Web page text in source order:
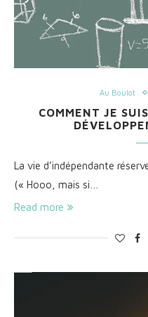
Au Boulot
COMMENT JE
La vie d’indépendante
(« Hooo, mais si…
Read more